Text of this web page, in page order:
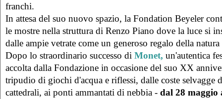
franchi.
In attesa del suo nuovo spazio, la Fondation Beyeler
le mostre nella struttura di Renzo Piano dove la luce si
dalle ampie vetrate come un generoso regalo della natura
Dopo lo straordinario successo di Monet, un'autentica
accolta dalla Fondazione in occasione del suo XX
tripudio di giochi d'acqua e riflessi, dalle coste selvagge
cattedrali, ai ponti ammantati di nebbia - dal 28 maggio